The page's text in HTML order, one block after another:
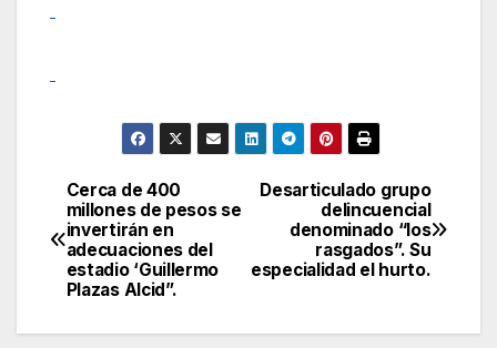
Navegación
de
entradas
Desarticulado grupo
delincuencial
denominado “los
rasgados”. Su
especialidad el hurto.
Cerca de 400
millones de pesos se
invertirán en
adecuaciones del
estadio ‘Guillermo
Plazas Alcid”.